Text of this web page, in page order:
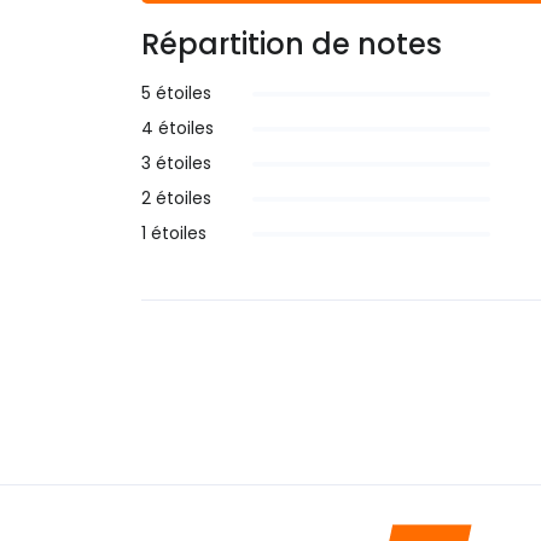
Répartition de notes
5 étoiles
4 étoiles
3 étoiles
2 étoiles
1 étoiles